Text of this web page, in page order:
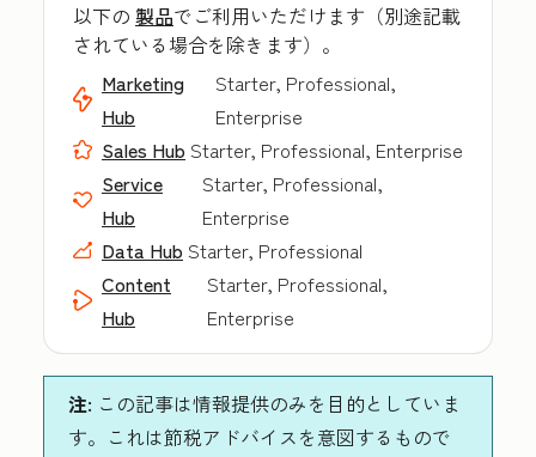
以下の 製品でご利用いただけます（別途記載
されている場合を除きます）。
Marketing
Hub
Starter, Professional,
Enterprise
Sales Hub Starter, Professional, Enterprise
Service
Hub
Starter, Professional,
Enterprise
Data Hub Starter, Professional
Content
Hub
Starter, Professional,
Enterprise
注: この記事は情報提供のみを目的としていま
す。これは節税アドバイスを意図するもので